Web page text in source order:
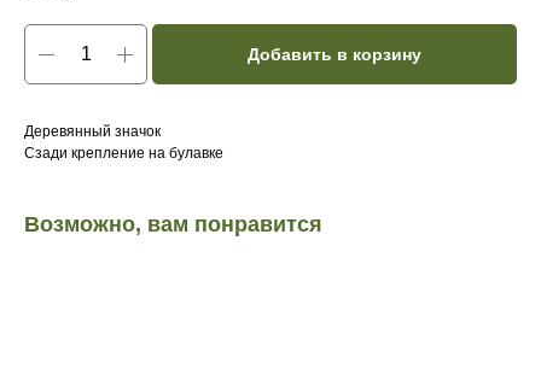
Добавить в корзину
Деревянный значок
Сзади крепление на булавке
Возможно, вам понравится